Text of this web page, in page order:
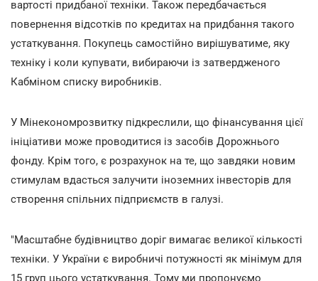
вартості придбаної техніки. Також передбачається
повернення відсотків по кредитах на придбання такого
устаткування. Покупець самостійно вирішуватиме, яку
техніку і коли купувати, вибираючи із затвердженого
Кабміном списку виробників.
У Мінекономрозвитку підкреслили, що фінансування цієї
ініціативи може проводитися із засобів Дорожнього
фонду. Крім того, є розрахунок на те, що завдяки новим
стимулам вдасться залучити іноземних інвесторів для
створення спільних підприємств в галузі.
"Масштабне будівництво доріг вимагає великої кількості
техніки. У України є виробничі потужності як мінімум для
15 груп цього устаткування. Тому ми пропонуємо